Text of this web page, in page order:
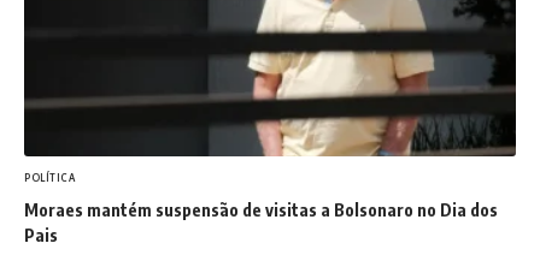
POLÍTICA
Moraes mantém suspensão de visitas a Bolsonaro no Dia dos
Pais